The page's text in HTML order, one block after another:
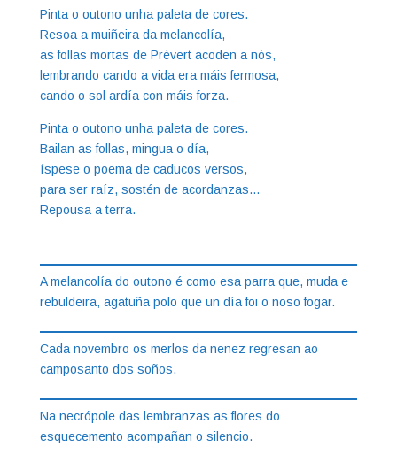
Pinta o outono unha paleta de cores.
Resoa a muiñeira da melancolía,
as follas mortas de Prèvert acoden a nós,
lembrando cando a vida era máis fermosa,
cando o sol ardía con máis forza.
Pinta o outono unha paleta de cores.
Bailan as follas, mingua o día,
íspese o poema de caducos versos,
para ser raíz, sostén de acordanzas…
Repousa a terra.
A melancolía do outono é como esa parra que, muda e
rebuldeira, agatuña polo que un día foi o noso fogar.
Cada novembro os merlos da nenez regresan ao
camposanto dos soños.
Na necrópole das lembranzas as flores do
esquecemento acompañan o silencio.